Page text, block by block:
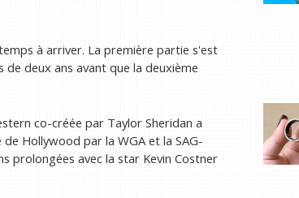
à arriver. La première partie s'est
de deux ans avant que la deuxième
co-créée par Taylor Sheridan a
Hollywood par la WGA et la SAG-
prolongées avec la star Kevin Costner